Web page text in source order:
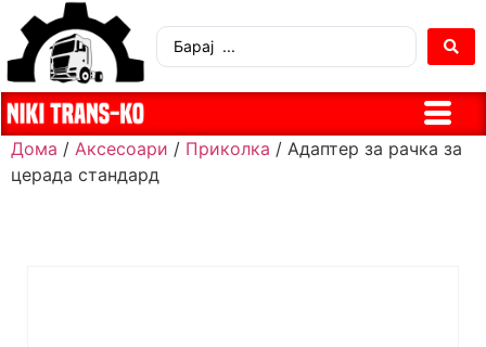
Дома / Аксесоари / Приколка / Адаптер за рачка за
церада стандард